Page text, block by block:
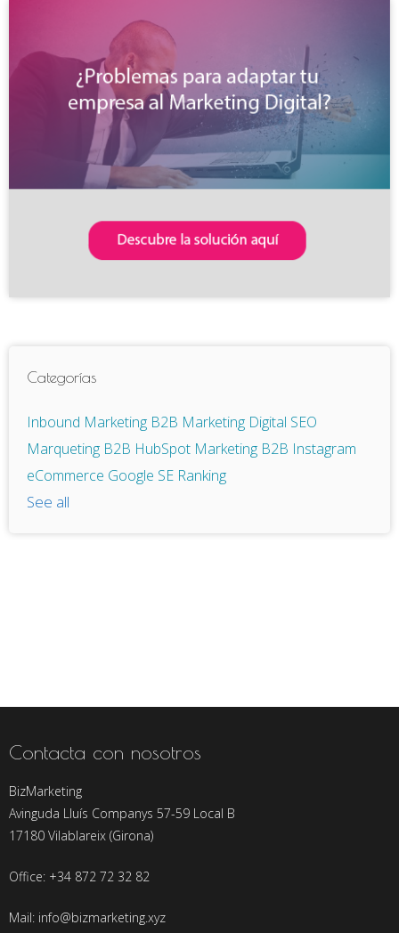
Categorías
Inbound Marketing B2B Marketing Digital SEO
Marqueting B2B HubSpot Marketing B2B Instagram
eCommerce Google SE Ranking
See all
Contacta con nosotros
BizMarketing
Avinguda Lluís Companys 57-59 Local B
17180 Vilablareix (Girona)
Office: +34 872 72 32 82
Mail: info@bizmarketing.xyz